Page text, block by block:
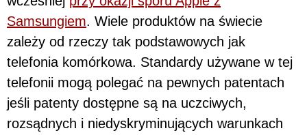
Samsungiem. Wiele produktów na świecie
zależy od rzeczy tak podstawowych jak
telefonia komórkowa. Standardy używane w tej
telefonii mogą polegać na pewnych patentach
jeśli patenty dostępne są na uczciwych,
rozsądnych i niedyskryminujących warunkach